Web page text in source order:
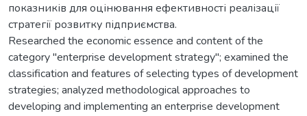
показників для оцінювання ефективності реалізації
стратегії розвитку підприємства.
Researched the economic essence and content of the
category "enterprise development strategy"; examined the
classification and features of selecting types of development
strategies; analyzed methodological approaches to
developing and implementing an enterprise development